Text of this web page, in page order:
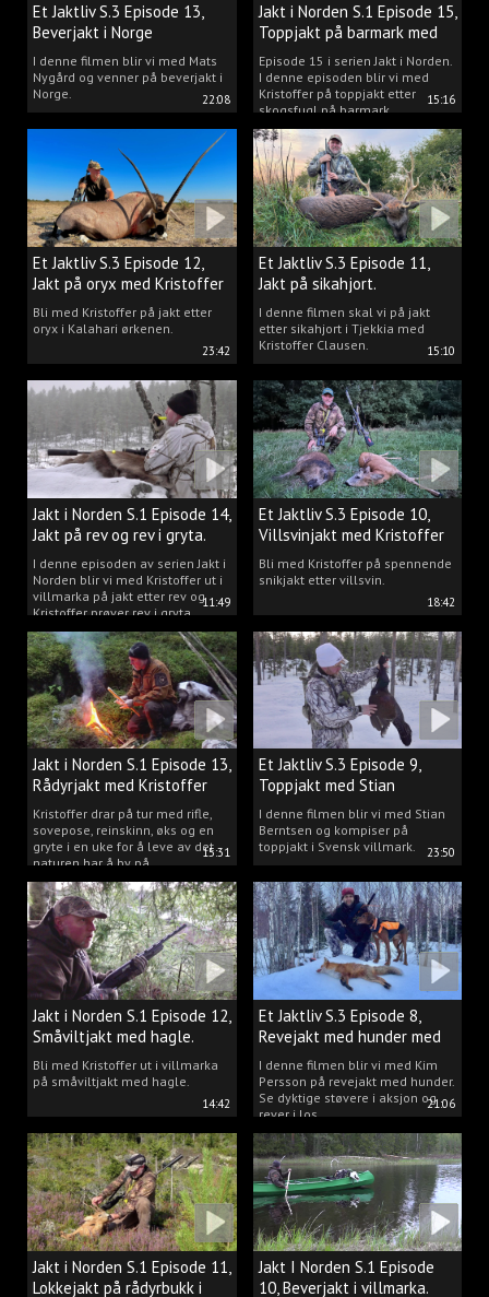
22:08
Et Jaktliv S.3 Episode 13,
Beverjakt i Norge
I denne filmen blir vi med Mats
Nygård og venner på beverjakt i
Norge.
15:16
Jakt i Norden S.1 Episode 15,
Toppjakt på barmark med
Kristoffer Clausen
Episode 15 i serien Jakt i Norden.
I denne episoden blir vi med
Kristoffer på toppjakt etter
skogsfugl på barmark.
23:42
Et Jaktliv S.3 Episode 12,
Jakt på oryx med Kristoffer
Clausen
Bli med Kristoffer på jakt etter
oryx i Kalahari ørkenen.
15:10
Et Jaktliv S.3 Episode 11,
Jakt på sikahjort.
I denne filmen skal vi på jakt
etter sikahjort i Tjekkia med
Kristoffer Clausen.
11:49
Jakt i Norden S.1 Episode 14,
Jakt på rev og rev i gryta.
I denne episoden av serien Jakt i
Norden blir vi med Kristoffer ut i
villmarka på jakt etter rev og
Kristoffer prøver rev i gryta.
18:42
Et Jaktliv S.3 Episode 10,
Villsvinjakt med Kristoffer
Bli med Kristoffer på spennende
snikjakt etter villsvin.
15:31
Jakt i Norden S.1 Episode 13,
Rådyrjakt med Kristoffer
Clausen
Kristoffer drar på tur med rifle,
sovepose, reinskinn, øks og en
gryte i en uke for å leve av det
naturen har å by på.
23:50
Et Jaktliv S.3 Episode 9,
Toppjakt med Stian
Berntsen
I denne filmen blir vi med Stian
Berntsen og kompiser på
toppjakt i Svensk villmark.
14:42
Jakt i Norden S.1 Episode 12,
Småviltjakt med hagle.
Bli med Kristoffer ut i villmarka
på småviltjakt med hagle.
21:06
Et Jaktliv S.3 Episode 8,
Revejakt med hunder med
Kim Persson.
I denne filmen blir vi med Kim
Persson på revejakt med hunder.
Se dyktige støvere i aksjon og
rever i los.
Jakt i Norden S.1 Episode 11,
Lokkejakt på rådyrbukk i
Jakt I Norden S.1 Episode
10, Beverjakt i villmarka.